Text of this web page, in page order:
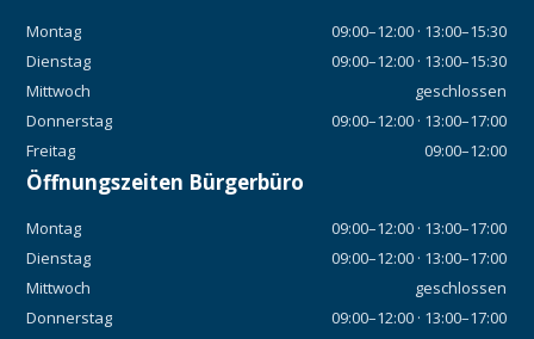
Montag
09:00–12:00 · 13:00–15:30
Dienstag
09:00–12:00 · 13:00–15:30
Mittwoch
geschlossen
Donnerstag
09:00–12:00 · 13:00–17:00
Freitag
09:00–12:00
Öffnungszeiten Bürgerbüro
Montag
09:00–12:00 · 13:00–17:00
Dienstag
09:00–12:00 · 13:00–17:00
Mittwoch
geschlossen
Donnerstag
09:00–12:00 · 13:00–17:00